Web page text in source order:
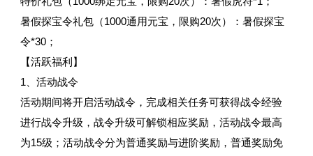
暑假探宝令礼包（1000通用元宝，限购20次）：暑假探宝
令*30；
【活跃福利】
1、活动战令
活动期间将开启活动战令，完成相关任务可获得战令经验
进行战令升级，战令升级可解锁相应奖励，活动战令最高
为15级；活动战令分为普通奖励与进阶奖励，普通奖励免